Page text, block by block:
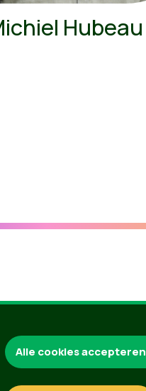
Hubeau
Alle cookies accepteren